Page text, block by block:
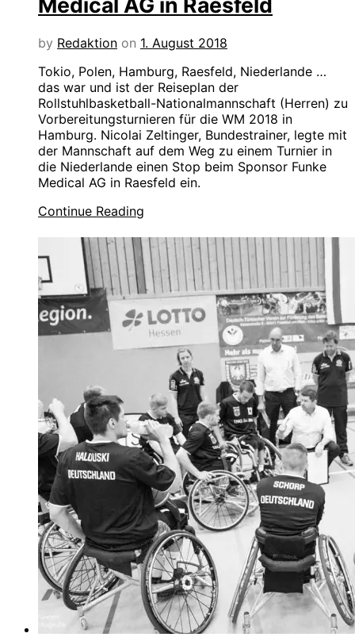
by Redaktion on 1. August 2018
Tokio, Polen, Hamburg, Raesfeld, Niederlande …
das war und ist der Reiseplan der
Rollstuhlbasketball-Nationalmannschaft (Herren) zu
Vorbereitungsturnieren für die WM 2018 in
Hamburg. Nicolai Zeltinger, Bundestrainer, legte mit
der Mannschaft auf dem Weg zu einem Turnier in
die Niederlande einen Stop beim Sponsor Funke
Medical AG in Raesfeld ein.
Continue Reading